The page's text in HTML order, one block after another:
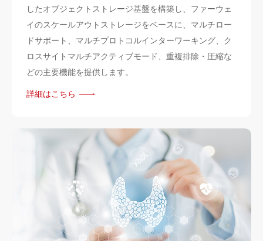
したオブジェクトストレージ基盤を構築し、ファーウェ
イのスケールアウトストレージをベースに、マルチロー
ドサポート、マルチプロトコルインターワーキング、ク
ロスサイトマルチアクティブモード、重複排除・圧縮な
どの主要機能を提供します。
詳細はこちら